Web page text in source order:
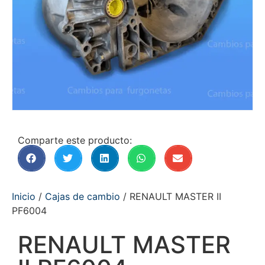
Comparte este producto:
Inicio / Cajas de cambio / RENAULT MASTER II
PF6004
RENAULT MASTER